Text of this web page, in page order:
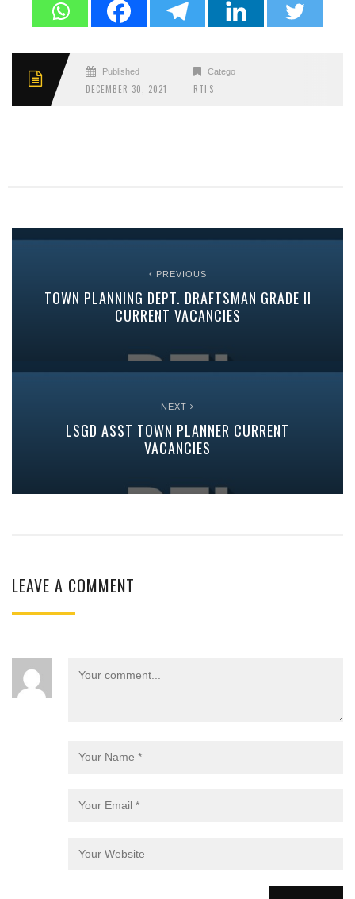
Published
DECEMBER 30, 2021
Categories
RTI'S
PREVIOUS
TOWN PLANNING DEPT. DRAFTSMAN GRADE II
CURRENT VACANCIES
NEXT
LSGD ASST TOWN PLANNER CURRENT
VACANCIES
LEAVE A COMMENT